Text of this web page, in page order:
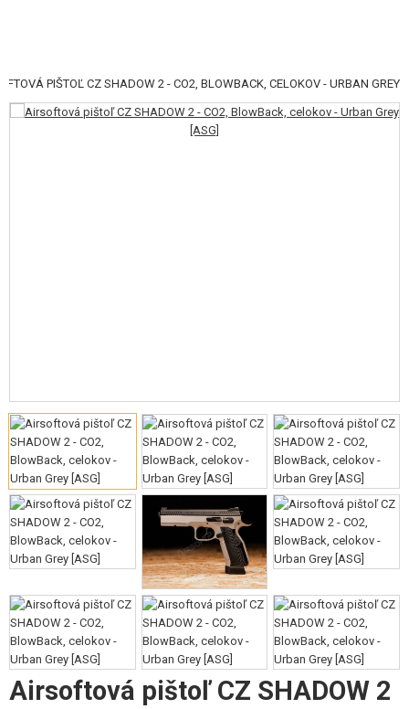
KATEGÓRIE
VÝSTROJ, UNIFORMY, PÚZDRA
MASKOVANIE, FARBY, PÁSKY
VYSIELAČKY, HEADSETY, KAMERY
DOPLNKY K ZBRANIAM, POPRUHY
NÁHRADNÉ DIELY ZBRANÍ, UPGRADE
SERVIS A ÚDRŽBA ZBRANÍ
SEBAOBRANA, VÝCVIK, NOŽE
PIŠTOĽ CZ SHADOW 2 - CO2, BLOWBACK, CELOKOV - URBAN GREY
Airsoftová pištoľ CZ SHADOW 2